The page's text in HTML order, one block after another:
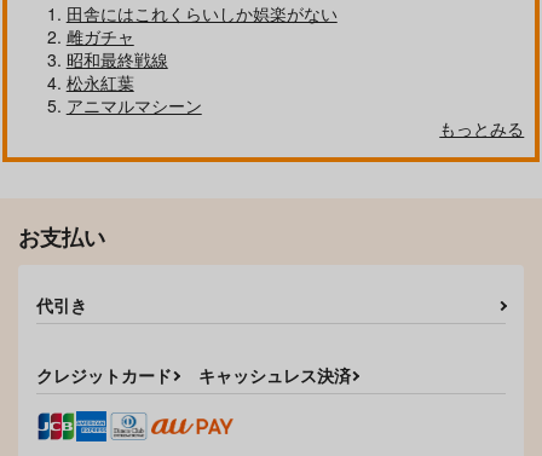
田舎にはこれくらいしか娯楽がない
雌ガチャ
昭和最終戦線
松永紅葉
アニマルマシーン
もっとみる
お支払い
代引き
クレジットカード キャッシュレス決済